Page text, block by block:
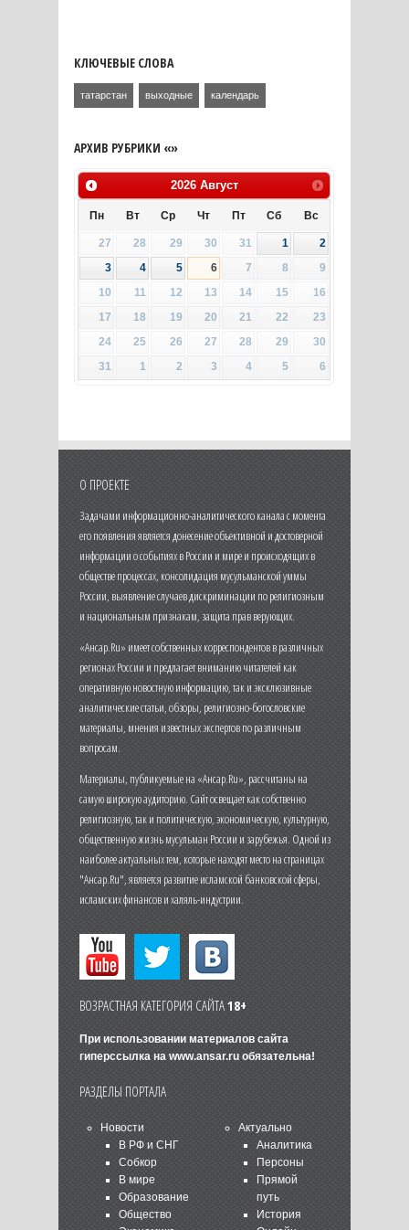
КЛЮЧЕВЫЕ СЛОВА
татарстан выходные календарь
АРХИВ РУБРИКИ «»
2026 Август
Пн Вт Ср Чт Пт Сб Вс
27 28 29 30 31 1
2
3
4 5 6 7 8
9
10
11 12 13 14 15
16
17
18 19 20 21 22
23
24
25 26 27 28 29
30
31
1 2 3 4 5 6
О ПРОЕКТЕ
Задачами информационно-аналитического канала с момента
его появления является донесение объективной и достоверной
информации о событиях в России и мире и происходящих в
обществе процессах, консолидация мусульманской уммы
России, выявление случаев дискриминации по религиозным
и национальным признакам, защита прав верующих.
«Ансар.Ru» имеет собственных корреспондентов в различных
регионах России и предлагает вниманию читателей как
оперативную новостную информацию, так и эксклюзивные
аналитические статьи, обзоры, религиозно-богословские
материалы, мнения известных экспертов по различным
вопросам.
Материалы, публикуемые на «Ансар.Ru», рассчитаны на
самую широкую аудиторию. Сайт освещает как собственно
религиозную, так и политическую, экономическую, культурную,
общественную жизнь мусульман России и зарубежья. Одной из
наиболее актуальных тем, которые находят место на страницах
"Ансар.Ru", является развитие исламской банковской сферы,
исламских финансов и халяль-индустрии.
ВОЗРАСТНАЯ КАТЕГОРИЯ САЙТА18+
При использовании материалов сайта
гиперссылка на www.ansar.ruобязательна!
РАЗДЕЛЫ ПОРТАЛА
Новости
В РФ и СНГ
Собкор
В мире
Образование
Общество
Актуально
Аналитика
Персоны
Прямой
путь
История